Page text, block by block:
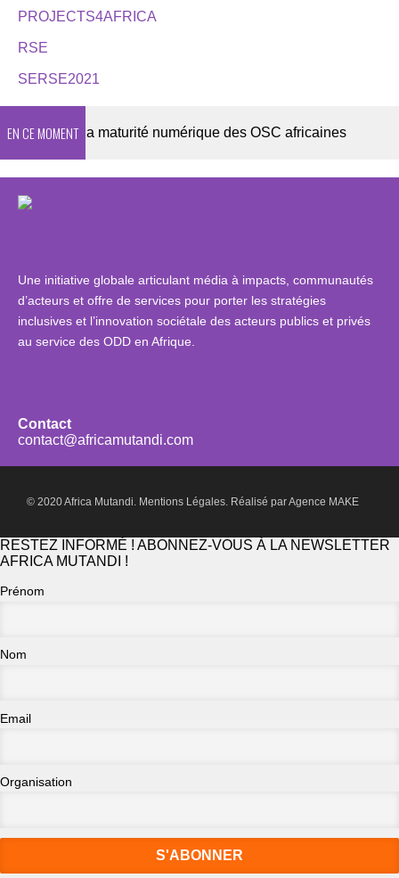
PROJECTS4AFRICA
RSE
SERSE2021
EN CE MOMENT
sur la maturité numérique des OSC africaines
Une initiative globale articulant média à impacts, communautés
d’acteurs et offre de services pour porter les stratégies
inclusives et l’innovation sociétale des acteurs publics et privés
au service des ODD en Afrique.
Contact
contact@africamutandi.com
© 2020 Africa Mutandi. Mentions Légales. Réalisé parAgence MAKE
RESTEZ INFORMÉ ! ABONNEZ-VOUS À LA NEWSLETTER
AFRICA MUTANDI !
Prénom
Nom
Email
Organisation